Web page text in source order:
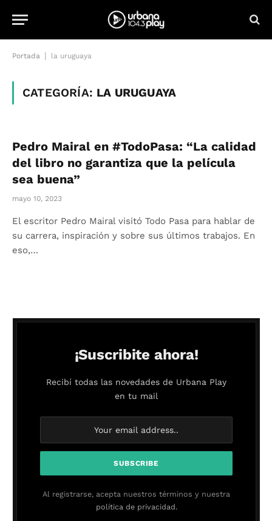
Portada la uruguaya
CATEGORÍA: LA URUGUAYA
Pedro Mairal en #TodoPasa: “La calidad
del libro no garantiza que la película
sea buena”
mayo 10, 2023
El escritor Pedro Mairal visitó Todo Pasa para hablar de
su carrera, inspiración y sobre sus últimos trabajos. En
eso,…
¡Suscribite ahora!
Recibí todas las novedades de Urbana Play
en tu mail
Al registrarse, acepta nuestros términos y nuestra
política de privacidad.